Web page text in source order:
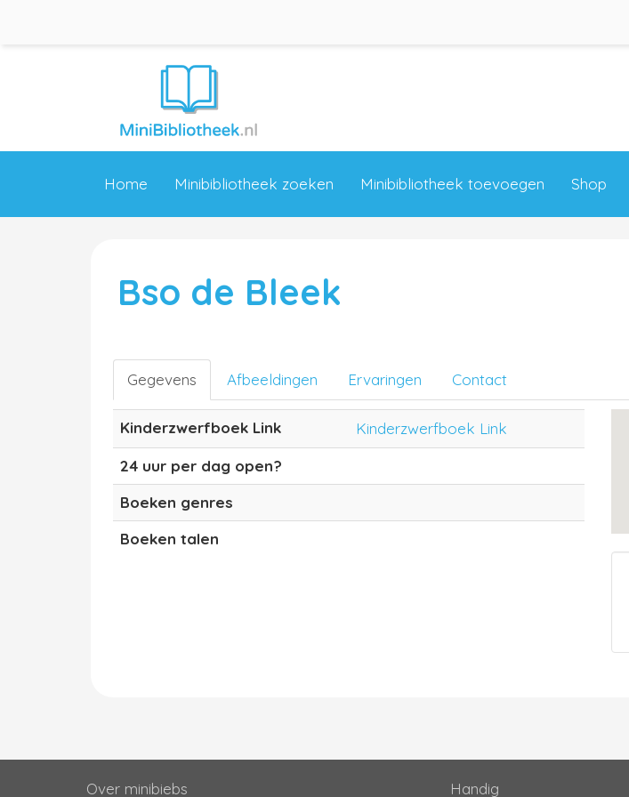
Home Minibibliotheek zoeken Minibibliotheek toevoegen Shop
Bso de Bleek
Gegevens Afbeeldingen Ervaringen Contact
Kinderzwerfboek Link
Kinderzwerfboek Link
24 uur per dag open?
Boeken genres
Boeken talen
Over minibiebs Handig